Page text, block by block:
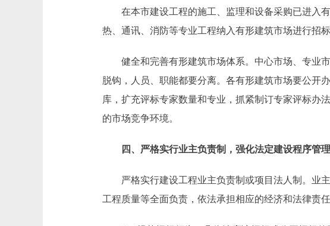
在本市建设工程的施工、监理和设备采购已进入有
热、通讯、消防等专业工程纳入有形建筑市场进行招
健全和完善有形建筑市场体系。中心市场、专业市
脱钩，人员、职能都要分离。各有形建筑市场要公开
库，扩充评标专家数量和专业，抓紧制订专家评标办
的市场竞争环境。
四、严格实行业主负责制，强化法定建设程序管理
严格实行建设工程业主负责制或项目法人制。业主
工程质量等全面负责，依法承担相应的经济和法律责